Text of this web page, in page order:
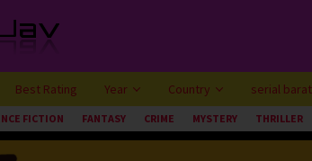
Best Rating Year Country serial barat
FICTION FANTASY CRIME MYSTERY THRILLER